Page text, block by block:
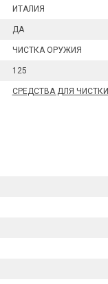
ИТАЛИЯ
ДА
ЧИСТКА ОРУЖИЯ
125
СРЕДСТВА ДЛЯ ЧИСТКИ